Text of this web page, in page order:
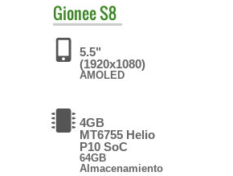
GioneeS8
5.5"
(1920x1080)
AMOLED
4GB
MT6755 Helio
P10 SoC
64GB
Almacenamiento